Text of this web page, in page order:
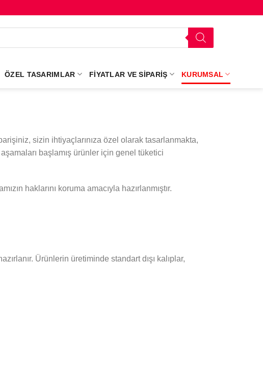
ÖZEL TASARIMLAR FIYATLAR VE SIPARIŞ KURUMSAL
sizin ihtiyaçlarınıza özel olarak tasarlanmakta,
başlamış ürünler için genel tüketici
haklarını koruma amacıyla hazırlanmıştır.
Ürünlerin üretiminde standart dışı kalıplar,